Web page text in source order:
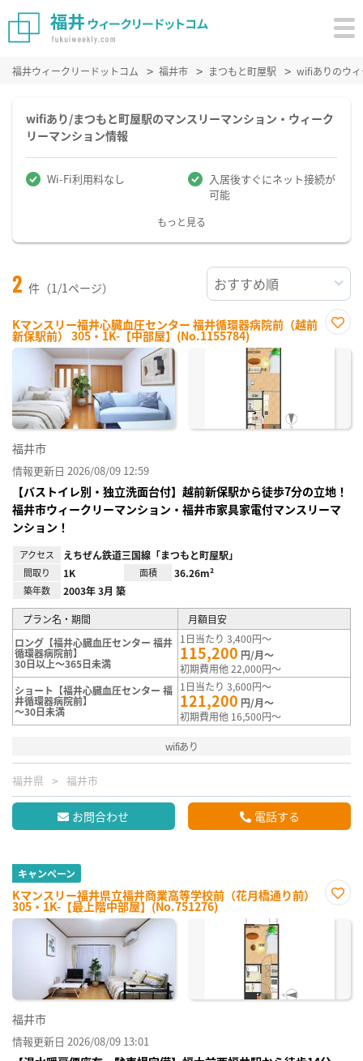
福井ウィークリードットコム 福井市 まつもと町屋駅 wifiありのウ
wifiあり/まつもと町屋駅のマンスリーマンション・ウィーク
リーマンション情報
Wi-Fi利用料なし
入居後すぐにネット接続が
可能
もっと見る
2 件（1/1ページ）
Kマンスリー福井心臓血圧センター 福井循環器病院前（越前
新保駅前） 305・1K-【中部屋】(No.1155784)
に入
福井市
情報更新日 2026/08/09 12:59
【バストイレ別・独立洗面台付】越前新保駅から徒歩7分の立地！
福井市ウィークリーマンション・福井市家具家電付マンスリーマ
ンション！
アクセス えちぜん鉄道三国線「まつもと町屋駅」
間取り 1K 面積 36.26m²
築年数 2003年 3月 築
プラン名・期間
月額目安
ロング【福井心臓血圧センター 福井
循環器病院前】
30日以上～365日未満
1日当たり 3,400円～
115,200 円/月～
初期費用他 22,000円～
ショート【福井心臓血圧センター 福
井循環器病院前】
～30日未満
1日当たり 3,600円～
121,200 円/月～
初期費用他 16,500円～
wifiあり
福井県 福井市
お問合わせ 電話する
キャンペーン
Kマンスリー福井県立福井商業高等学校前（花月橋通り前）
305・1K-【最上階中部屋】(No.751276)
に入
福井市
情報更新日 2026/08/09 13:01